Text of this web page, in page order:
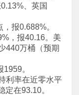
、英国
报0.688%。
，报40.16。美
440万桶（预期
。
利率在近零水平
在93.10。